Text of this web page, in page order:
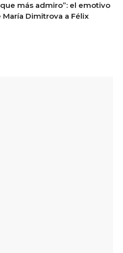
más admiro”: el emotivo
Dimitrova a Félix